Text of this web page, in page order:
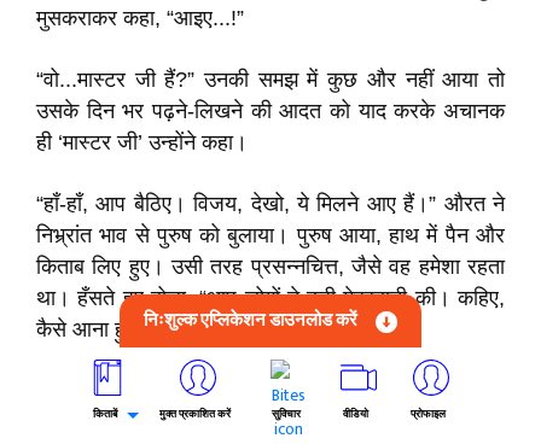
मुसकराकर कहा, “आइए...!”
“वो...मास्टर जी हैं?” उनकी समझ में कुछ और नहीं आया तो
उसके दिन भर पढ़ने-लिखने की आदत को याद करके अचानक
ही ‘मास्टर जी’ उन्होंने कहा।
“हाँ-हाँ, आप बैठिए। विजय, देखो, ये मिलने आए हैं।” औरत ने
निभ्र्रांत भाव से पुरुष को बुलाया। पुरुष आया, हाथ में पैन और
किताब लिए हुए। उसी तरह प्रसन्नचित्त, जैसे वह हमेशा रहता
था। हँसते हुए बोला, “आप लोगों ने बड़ी मेहरबानी की। कहिए,
कैसे आना हुआ?”
“कुछ नहीं, वैसे ही। सोचा, थोड़ा मिल आएँ।...आखिर हम एक
ही मुहल्ले के हैं।” दिनेशकुमार ने अवसर के अनुकूल यथासंभव
निःशुल्क एप्लिकेशन डाउनलोड करें
किताबें मुक्त प्रकाशित करें सुविचार वीडियो प्रोफाइल